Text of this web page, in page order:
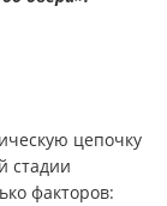
цепочку
стадии
факторов: